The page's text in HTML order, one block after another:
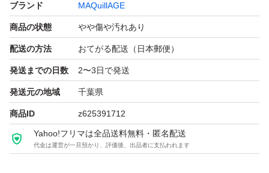
ブランド MAQuillAGE
商品の状態 やや傷や汚れあり
配送の方法 おてがる配送（日本郵便）
発送までの日数 2〜3日で発送
発送元の地域 千葉県
商品ID z625391712
Yahoo!フリマは全品送料無料・匿名配送
代金は運営が一旦預かり、評価後、出品者に支払われます